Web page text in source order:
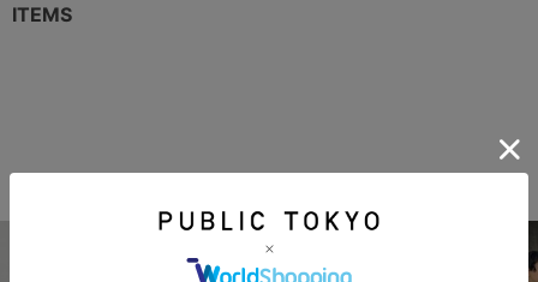
ITEMS
THIS STAFF'S COORDINATE